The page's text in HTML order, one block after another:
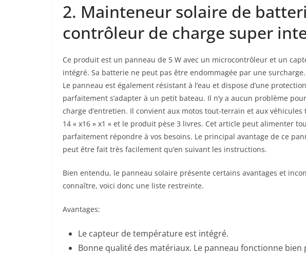
2. Mainteneur solaire de
contrôleur de charge super
Ce produit est un panneau de 5 W avec un microcontrôleur et un
intégré. Sa batterie ne peut pas être endommagée par une surcharge.
Le panneau est également résistant à l’eau et dispose d’une
parfaitement s’adapter à un petit bateau. Il n’y a aucun problème
charge d’entretien. Il convient aux motos tout-terrain et aux
14 « x16 » x1 « et le produit pèse 3 livres. Cet article peut alimenter
parfaitement répondre à vos besoins. Le principal avantage de ce
peut être fait très facilement qu’en suivant les instructions.
Bien entendu, le panneau solaire présente certains avantages et
connaître, voici donc une liste restreinte.
Avantages:
Le capteur de température est intégré.
Bonne qualité des matériaux. Le panneau fonctionne